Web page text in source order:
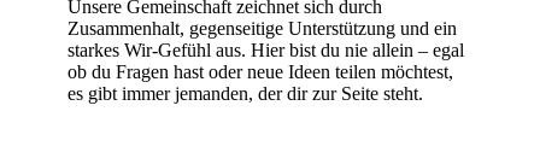
Unsere Gemeinschaft zeichnet sich durch
Zusammenhalt, gegenseitige Unterstützung und ein
starkes Wir-Gefühl aus. Hier bist du nie allein – egal
ob du Fragen hast oder neue Ideen teilen möchtest,
es gibt immer jemanden, der dir zur Seite steht.